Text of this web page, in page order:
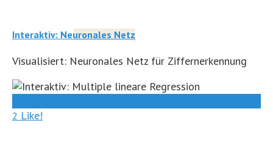
Interaktiv: Neuronales Netz
Visualisiert: Neuronales Netz für Ziffernerkennung
2 Like!